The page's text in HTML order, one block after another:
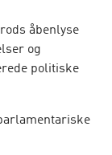
åbenlyse
og
politiske